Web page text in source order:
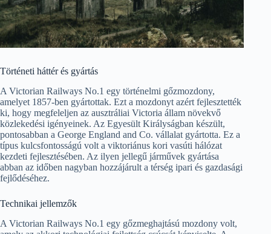
Történeti háttér és gyártás
A Victorian Railways No.1 egy történelmi gőzmozdony,
amelyet 1857-ben gyártottak. Ezt a mozdonyt azért fejlesztették
ki, hogy megfeleljen az ausztráliai Victoria állam növekvő
közlekedési igényeinek. Az Egyesült Királyságban készült,
pontosabban a George England and Co. vállalat gyártotta. Ez a
típus kulcsfontosságú volt a viktoriánus kori vasúti hálózat
kezdeti fejlesztésében. Az ilyen jellegű járművek gyártása
abban az időben nagyban hozzájárult a térség ipari és gazdasági
fejlődéséhez.
Technikai jellemzők
A Victorian Railways No.1 egy gőzmeghajtású mozdony volt,